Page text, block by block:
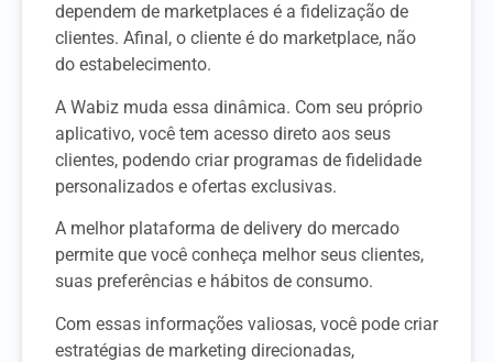
dependem de marketplaces é a fidelização de
clientes. Afinal, o cliente é do marketplace, não
do estabelecimento.
A Wabiz muda essa dinâmica. Com seu próprio
aplicativo, você tem acesso direto aos seus
clientes, podendo criar programas de fidelidade
personalizados e ofertas exclusivas.
A melhor plataforma de delivery do mercado
permite que você conheça melhor seus clientes,
suas preferências e hábitos de consumo.
Com essas informações valiosas, você pode criar
estratégias de marketing direcionadas,